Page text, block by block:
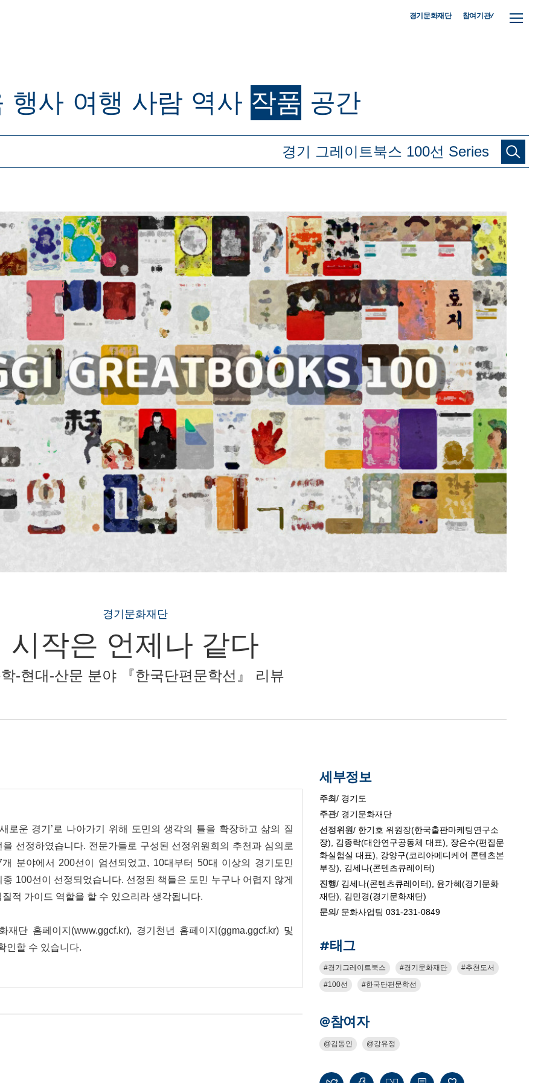
경기문화재단 참여기관/
행사 여행 사람 역사 작품 공간
경기문화재단
시작은 언제나 같다
-현대-산문 분야 『한국단편문학선』 리뷰
로운 경기’로 나아가기 위해 도민의 생각의 틀을 확장하고 삶의 질
선정하였습니다. 전문가들로 구성된 선정위원회의 추천과 심의로
분야에서 200선이 엄선되었고, 10대부터 50대 이상의 경기도민
100선이 선정되었습니다. 선정된 책들은 도민 누구나 어렵지 않게
적 가이드 역할을 할 수 있으리라 생각됩니다.
단 홈페이지(www.ggcf.kr), 경기천년 홈페이지(ggma.ggcf.kr) 및
인할 수 있습니다.
세부정보
주최/ 경기도
주관/ 경기문화재단
선정위원/ 한기호 위원장(한국출판마케팅연구소
장), 김종락(대안연구공동체 대표), 장은수(편집문
화실험실 대표), 강양구(코리아메디케어 콘텐츠본
부장), 김세나(콘텐츠큐레이터)
진행/ 김세나(콘텐츠큐레이터), 윤가혜(경기문화
재단), 김민경(경기문화재단)
문의/ 문화사업팀 031-231-0849
#태그
경기그레이트북스 경기문화재단
추천도서
100선
한국단편문학선
@참여자
김동인 강유정